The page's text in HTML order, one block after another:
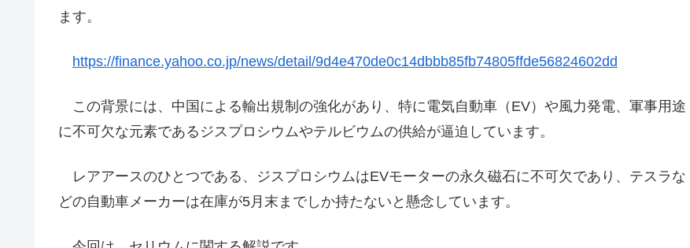
ます。
https://finance.yahoo.co.jp/news/detail/9d4e470de0c14dbbb85fb74805ffde56824602dd
この背景には、中国による輸出規制の強化があり、特に電気自動車（EV）や風力発電、軍事用途
に不可欠な元素であるジスプロシウムやテルビウムの供給が逼迫しています。
レアアースのひとつである、ジスプロシウムはEVモーターの永久磁石に不可欠であり、テスラな
どの自動車メーカーは在庫が5月末までしか持たないと懸念しています。